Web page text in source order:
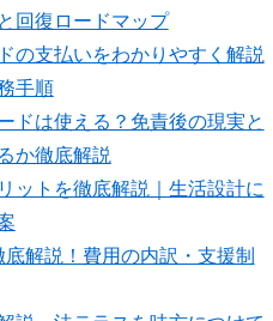
回復ロードマップ
の支払いをわかりやすく解説
手順
ドは使える？免責後の現実と
か徹底解説
ットを徹底解説｜生活設計に
解説！費用の内訳・支援制